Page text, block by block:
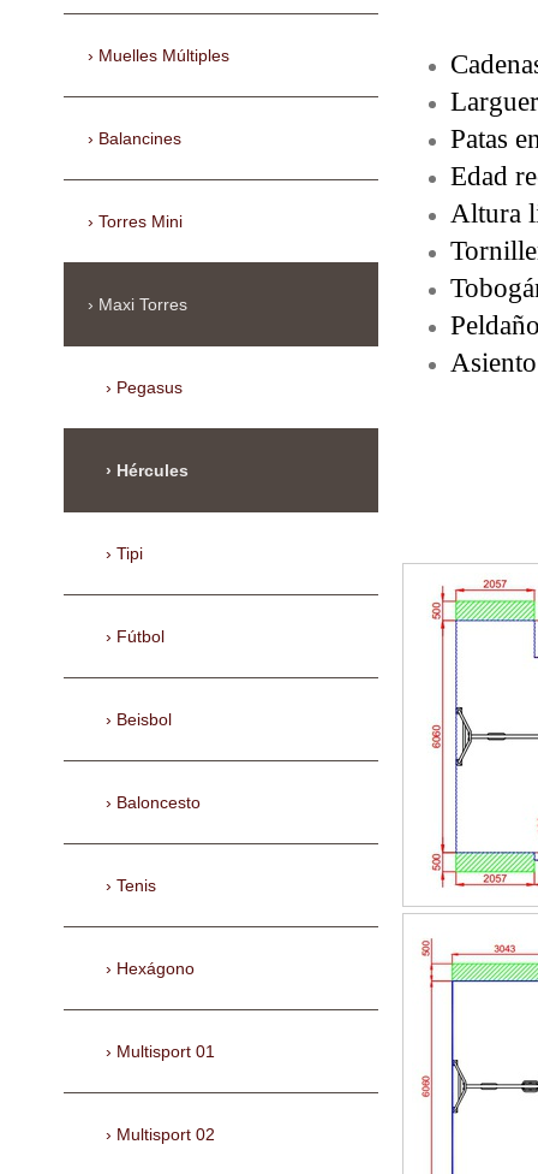
Patas
Edad
Altura
Muelles Múltiples
Balancines
Torres Mini
Maxi Torres
Pegasus
Hércules
Tipi
Fútbol
Beisbol
Baloncesto
Tenis
Hexágono
Multisport 01
Multisport 02